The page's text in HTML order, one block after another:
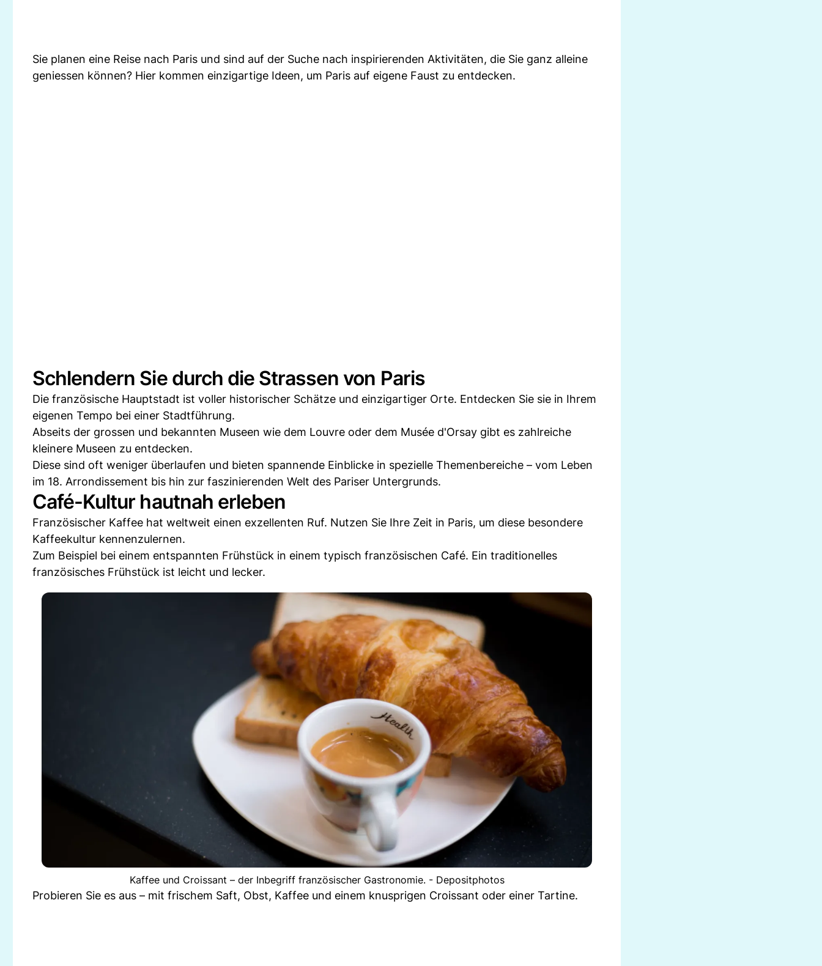
Sie planen eine Reise nach Paris und sind auf der Suche nach inspirierenden Aktivitäten, die Sie ganz alleine
geniessen können? Hier kommen einzigartige Ideen, um Paris auf eigene Faust zu entdecken.
Schlendern Sie durch die Strassen von Paris
Die französische Hauptstadt ist voller historischer Schätze und einzigartiger Orte. Entdecken Sie sie in Ihrem
eigenen Tempo bei einer Stadtführung.
Abseits der grossen und bekannten Museen wie dem Louvre oder dem Musée d'Orsay gibt es zahlreiche
kleinere Museen zu entdecken.
Diese sind oft weniger überlaufen und bieten spannende Einblicke in spezielle Themenbereiche – vom Leben
im 18. Arrondissement bis hin zur faszinierenden Welt des Pariser Untergrunds.
Café-Kultur hautnah erleben
Französischer Kaffee hat weltweit einen exzellenten Ruf. Nutzen Sie Ihre Zeit in Paris, um diese besondere
Kaffeekultur kennenzulernen.
Zum Beispiel bei einem entspannten Frühstück in einem typisch französischen Café. Ein traditionelles
französisches Frühstück ist leicht und lecker.
Kaffee und Croissant – der Inbegriff französischer Gastronomie. - Depositphotos
Probieren Sie es aus – mit frischem Saft, Obst, Kaffee und einem knusprigen Croissant oder einer Tartine.